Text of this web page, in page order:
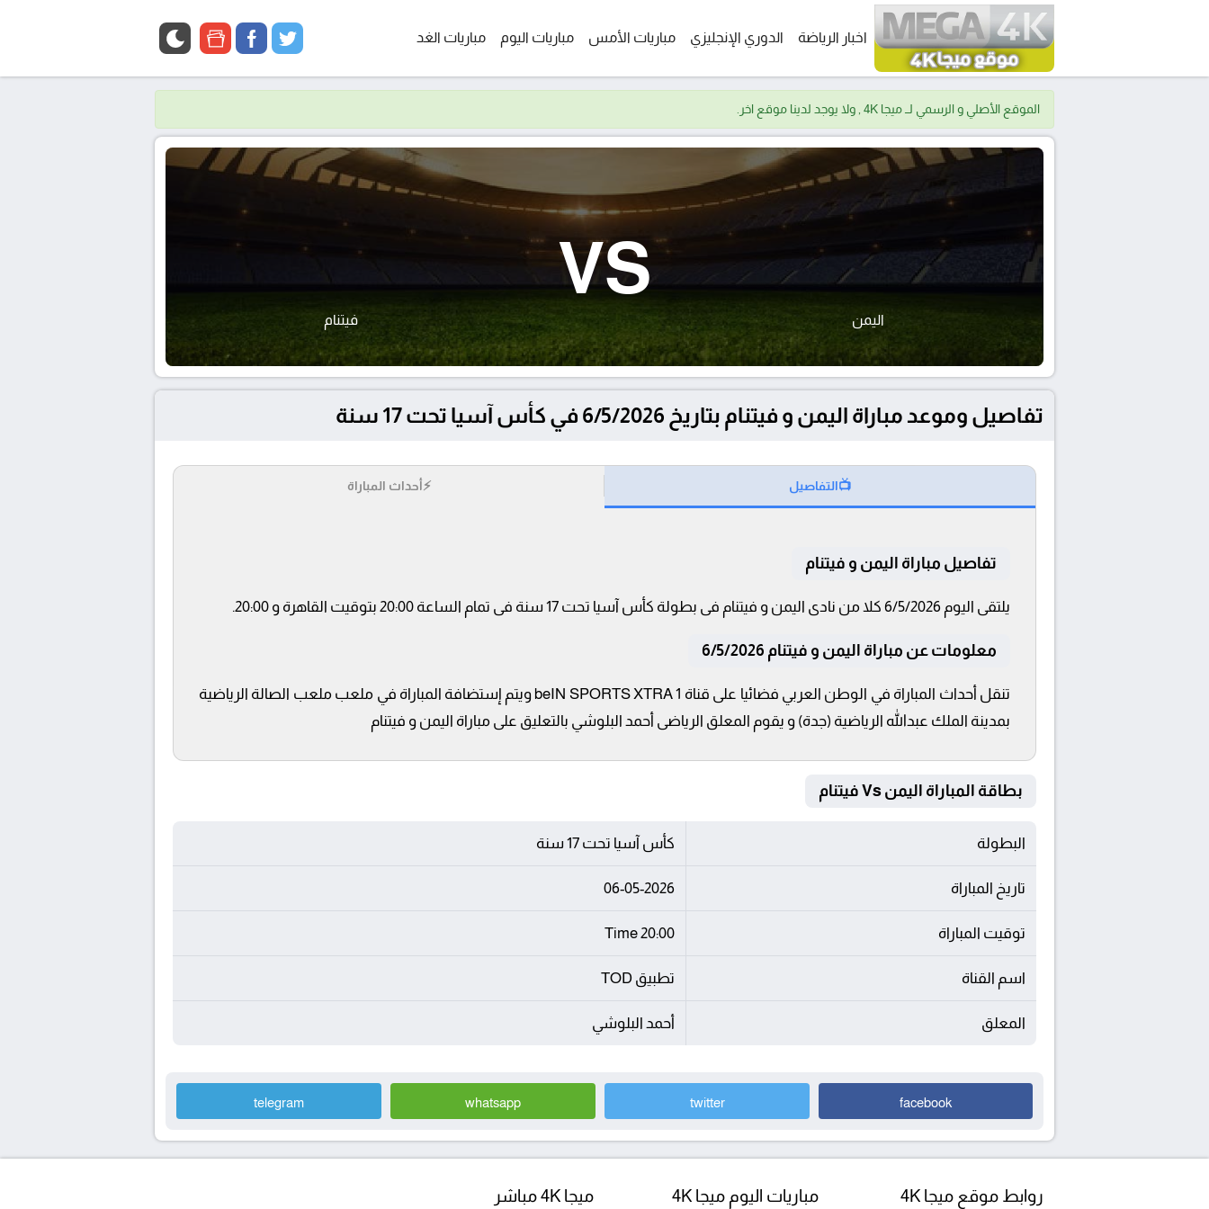
اخبار الرياضة الدوري الإنجليزي مباريات الأمس مباريات اليوم مباريات الغد twitter
facebook
google
الموقع الأصلي و الرسمي لــ ميجا 4K , ولا يوجد لدينا موقع اخر.
اليمن
VS
فيتنام
تفاصيل وموعد مباراة اليمن و فيتنام بتاريخ 6/5/2026 في كأس آسيا تحت 17 سنة
📺التفاصيل ⚡أحداث المباراة
تفاصيل مباراة اليمن و فيتنام
يلتقى اليوم 6/5/2026 كلا من نادى اليمن و فيتنام فى بطولة كأس آسيا تحت 17 سنة فى تمام الساعة 20:00 بتوقيت القاهرة و 20:00.
معلومات عن مباراة اليمن و فيتنام 6/5/2026
تنقل أحداث المباراة في الوطن العربي فضائيا على قناة beIN SPORTS XTRA 1 ويتم إستضافة المباراة في ملعب ملعب الصالة الرياضية
بمدينة الملك عبدالله الرياضية (جدة) و يقوم المعلق الرياضى أحمد البلوشي بالتعليق على مباراة اليمن و فيتنام
بطاقة المباراة اليمن Vs فيتنام
البطولة كأس آسيا تحت 17 سنة
تاريخ المباراة 06-05-2026
توقيت المباراة 20:00 Time
اسم القناة تطبيق TOD
المعلق أحمد البلوشي
facebook
twitter
whatsapp
telegram
روابط موقع ميجا 4K مباريات اليوم ميجا 4K ميجا 4K مباشر